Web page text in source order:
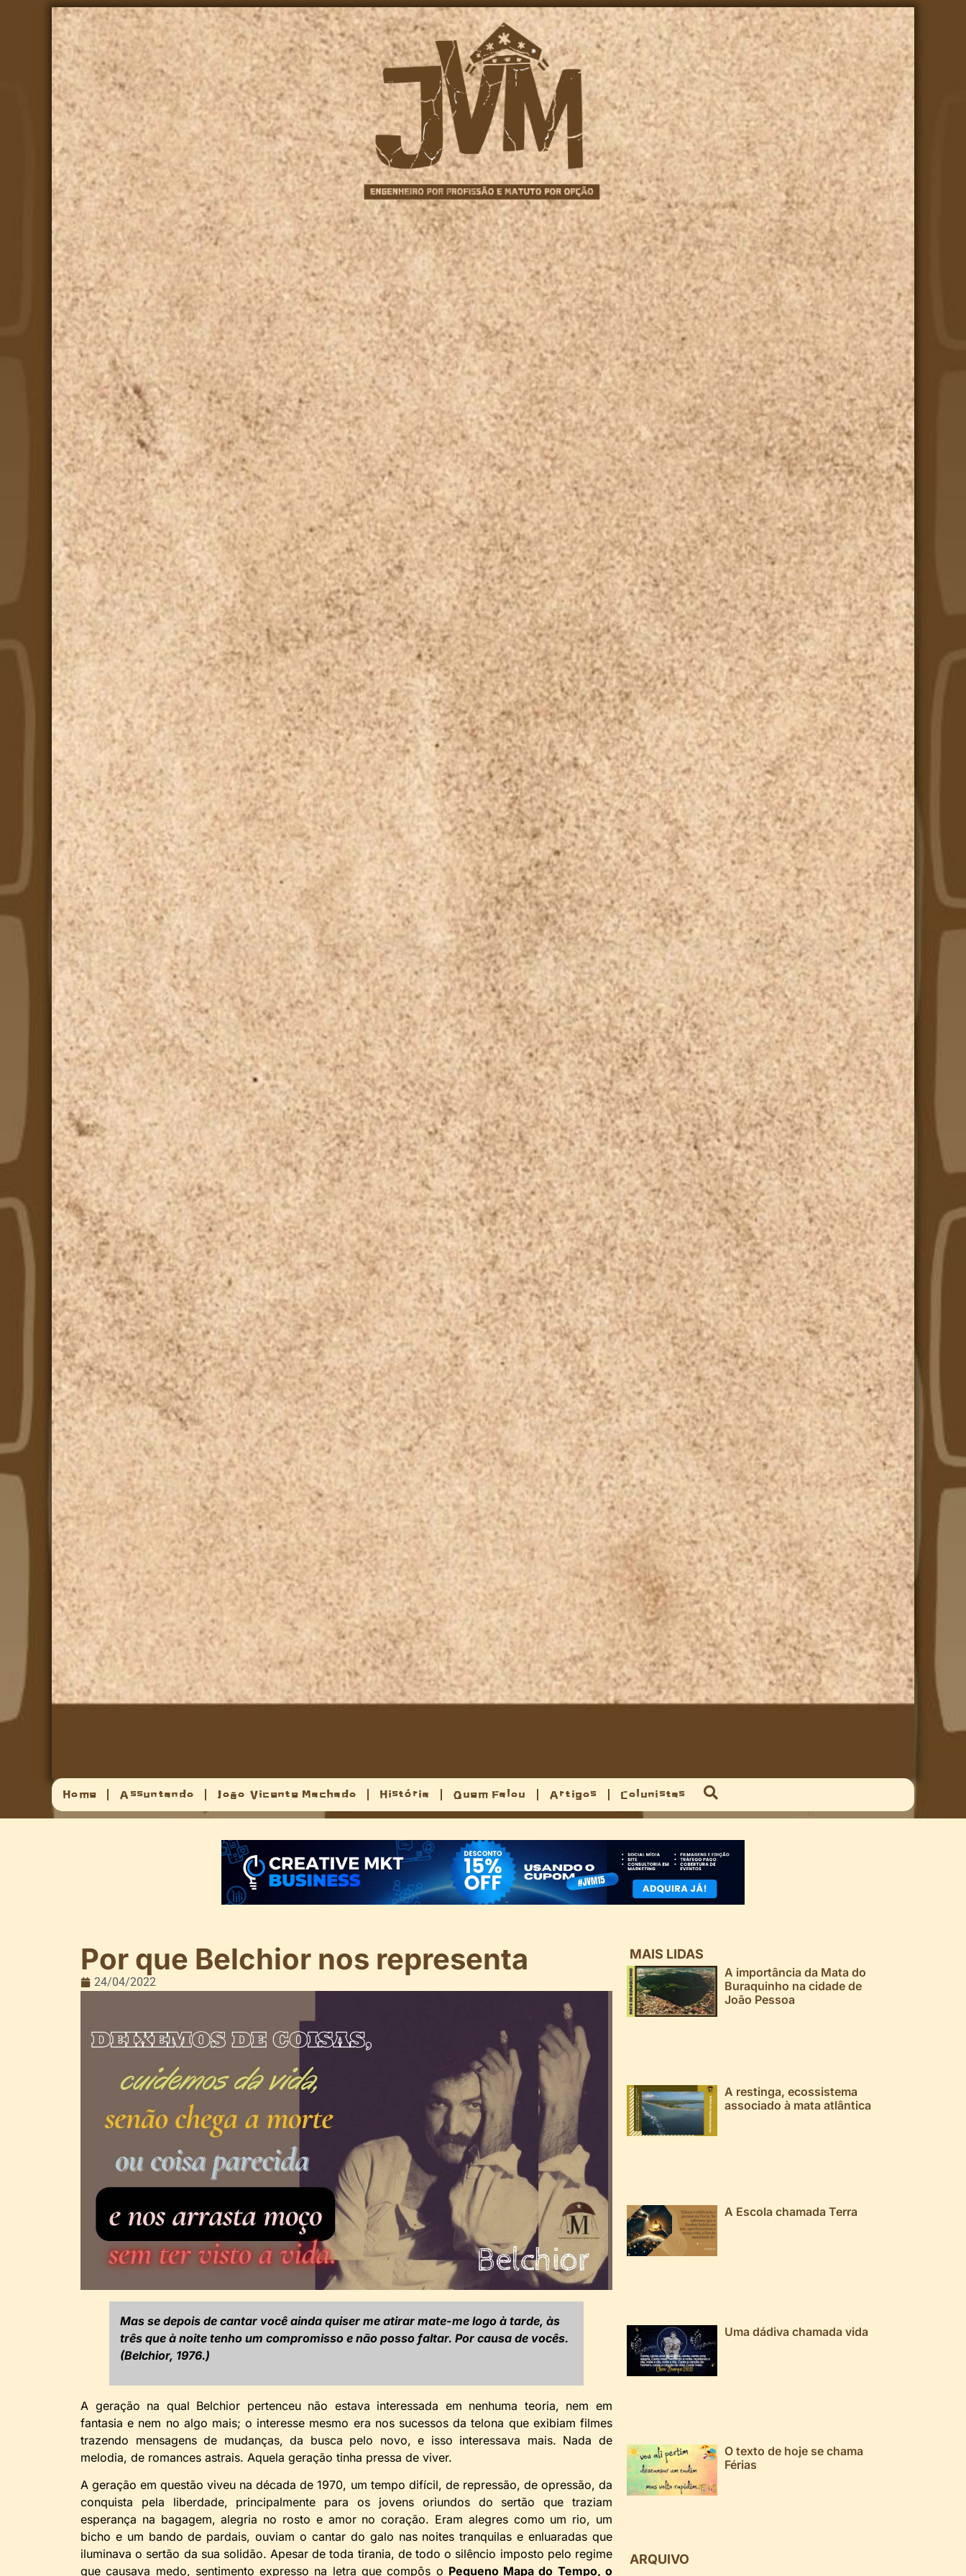
Home Assuntando João Vicente Machado História Quem Falou Artigos Colunistas
Por que Belchior nos representa
24/04/2022
Mas se depois de cantar você ainda quiser me atirar mate-me logo à tarde, às
três que à noite tenho um compromisso e não posso faltar. Por causa de vocês.
(Belchior, 1976.)
A geração na qual Belchior pertenceu não estava interessada em nenhuma teoria, nem em
fantasia e nem no algo mais; o interesse mesmo era nos sucessos da telona que exibiam filmes
trazendo mensagens de mudanças, da busca pelo novo, e isso interessava mais. Nada de
melodia, de romances astrais. Aquela geração tinha pressa de viver.
A geração em questão viveu na década de 1970, um tempo difícil, de repressão, de opressão, da
conquista pela liberdade, principalmente para os jovens oriundos do sertão que traziam
esperança na bagagem, alegria no rosto e amor no coração. Eram alegres como um rio, um
bicho e um bando de pardais, ouviam o cantar do galo nas noites tranquilas e enluaradas que
iluminava o sertão da sua solidão. Apesar de toda tirania, de todo o silêncio imposto pelo regime
que causava medo, sentimento expresso na letra que compôs o Pequeno Mapa do Tempo, o
MAIS LIDAS
A importância da Mata do
Buraquinho na cidade de
João Pessoa
A restinga, ecossistema
associado à mata atlântica
A Escola chamada Terra
Uma dádiva chamada vida
O texto de hoje se chama
Férias
ARQUIVO